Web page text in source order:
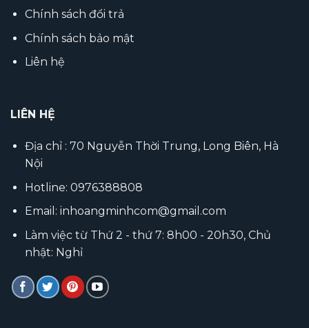
Chính sách đổi trả
Chính sách bảo mật
Liên hệ
LIÊN HỆ
Địa chỉ : 70 Nguyễn Thời Trung, Long Biên, Hà
Nội
Hotline: 0976388808
Email: inhoangminhcom@gmail.com
Làm việc từ Thứ 2 - thứ 7: 8h00 - 20h30, Chủ
nhật: Nghỉ